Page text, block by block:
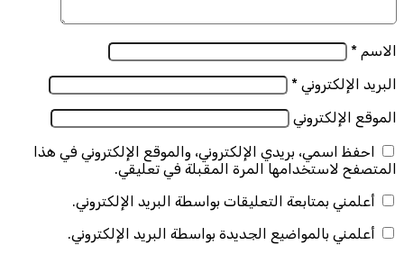
الاسم *
البريد الإلكتروني *
الموقع الإلكتروني
احفظ اسمي، بريدي الإلكتروني، والموقع الإلكتروني في هذا
المتصفح لاستخدامها المرة المقبلة في تعليقي.
أعلمني بمتابعة التعليقات بواسطة البريد الإلكتروني.
أعلمني بالمواضيع الجديدة بواسطة البريد الإلكتروني.